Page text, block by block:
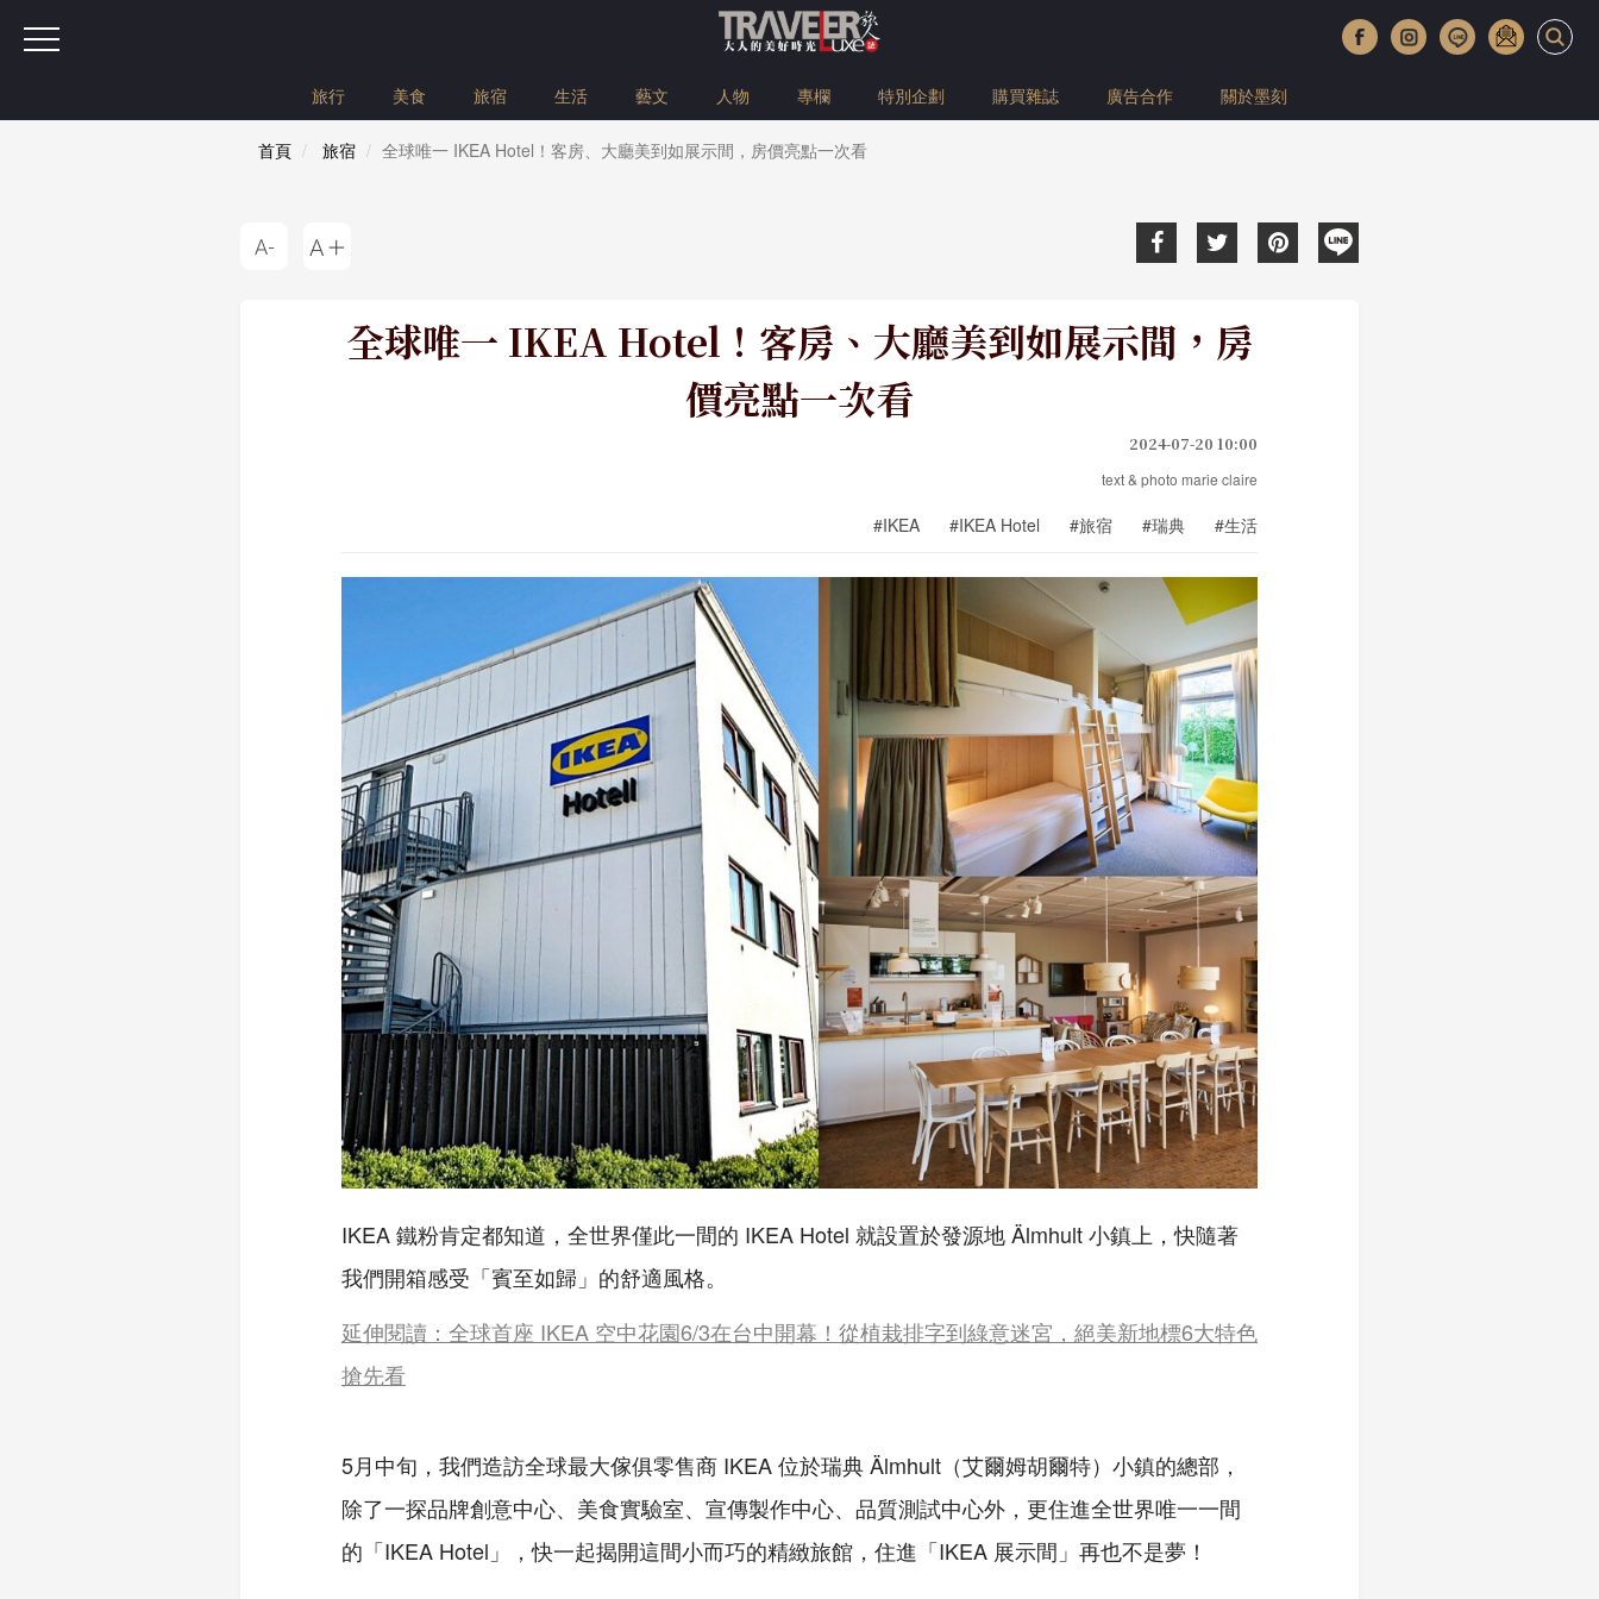
旅行 美食 旅宿 生活 藝文 人物 專欄 特別企劃 購買雜誌 廣告合作 關於墨刻
首頁 旅宿 全球唯一 IKEA Hotel！客房、大廳美到如展示間，房價亮點一次看
全球唯一 IKEA Hotel！客房、大廳美到如展示間，房
價亮點一次看
2024-07-20 10:00
text & photo marie claire
#IKEA #IKEA Hotel #旅宿 #瑞典 #生活
IKEA 鐵粉肯定都知道，全世界僅此一間的 IKEA Hotel 就設置於發源地 Älmhult 小鎮上，快隨著
我們開箱感受「賓至如歸」的舒適風格。
延伸閱讀：全球首座 IKEA 空中花園6/3在台中開幕！從植栽排字到綠意迷宮，絕美新地標6大特色
搶先看
5月中旬，我們造訪全球最大傢俱零售商 IKEA 位於瑞典 Älmhult（艾爾姆胡爾特）小鎮的總部，
除了一探品牌創意中心、美食實驗室、宣傳製作中心、品質測試中心外，更住進全世界唯一一間
的「IKEA Hotel」，快一起揭開這間小而巧的精緻旅館，住進「IKEA 展示間」再也不是夢！